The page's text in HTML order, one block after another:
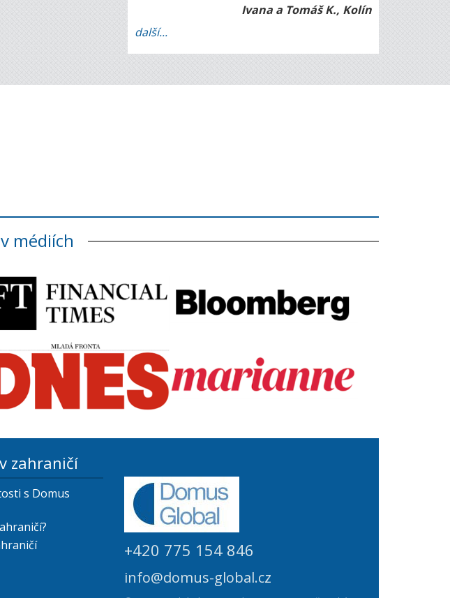
Ivana a Tomáš K., Kolín
další...
médiích
zahraničí
s Domus
+420 775 154 846
info@domus-global.cz